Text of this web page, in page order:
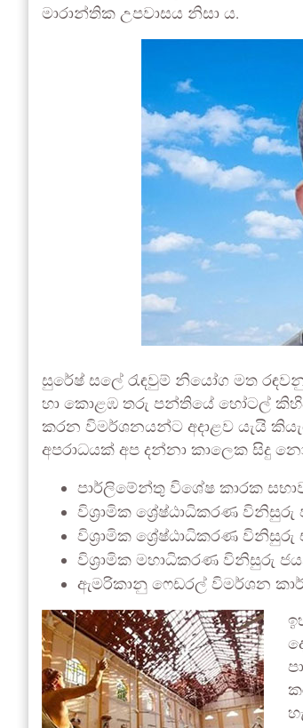
මාරාන්තික උපවාසය නිසා ය.
සුරේෂ් සලේ රැඳවුම් නියෝග මත
හා කොළඹ තරු පන්තියේ හෝටල්
කරන විමර්ශනයන්ට අදාළව යැයි
අපරාධයක් අප දන්නා කාලෙක සිදු
පාර්ලිමේන්තු විශේෂ කාරක
විශ්‍රාමික ශ්‍රේෂ්ඨාධිකරණ
විශ්‍රාමික ශ්‍රේෂ්ඨාධිකරණ
විශ්‍රාමික මහාධිකරණ විනිසුරු
ඇමරිකානු ෆෙඩරල් විමර්ශන